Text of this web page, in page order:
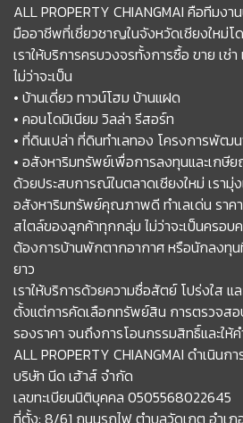
ALL PROPERTY CHIANGMAI คือทีมง
มืออาชีพที่เชี่ยวชาญในจังหวัดเชียงใหม่โ
เราให้บริการครบวงจรทั้งการซื้อ ขาย เ
ไม่ว่าจะเป็น
• บ้านเดี่ยว ทาวน์โฮม บ้านแฝด
• คอนโดมิเนียม วิลล่า รีสอร์ท
• ที่ดินเปล่า ที่ดินทำเลทอง โครงการพัฒ
• อสังหาริมทรัพย์เพื่อการลงทุนและเกษี
ด้วยประสบการณ์ในตลาดเชียงใหม่ เรามุ่
อสังหาริมทรัพย์คุณภาพดี ทำเลเด่น ราคา
สไตล์ของลูกค้าทุกกลุ่ม ไม่ว่าจะเป็นครอบ
ต้องการบ้านพักตากอากาศ หรือนักลงทุน
ยาว
เราให้บริการด้วยความซื่อสัตย์ โปร่งใส แ
ตั้งแต่การคัดเลือกทรัพย์สิน การตรวจสอ
รองราคา จนถึงการโอนกรรมสิทธิ์และให้
ALL PROPERTY CHIANGMAI ดำเนินก
บริษัท นีด เฮ้าส์ จำกัด
เลขทะเบียนนิติบุคคล 0505568022645